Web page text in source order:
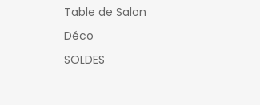
Table de Salon
Déco
SOLDES